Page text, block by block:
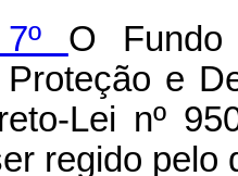
O Fundo
Proteção e
Lei nº
regido pelo